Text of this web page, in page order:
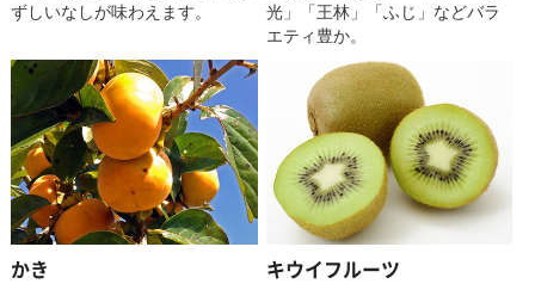
ずしいなしが味わえます。
光」「王林」「ふじ」などバラ
エティ豊か。
かき キウイフルーツ